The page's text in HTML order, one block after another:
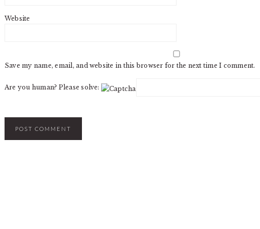
Website
Save my name, email, and website in this browser for the next time I comment.
Are you human? Please solve: